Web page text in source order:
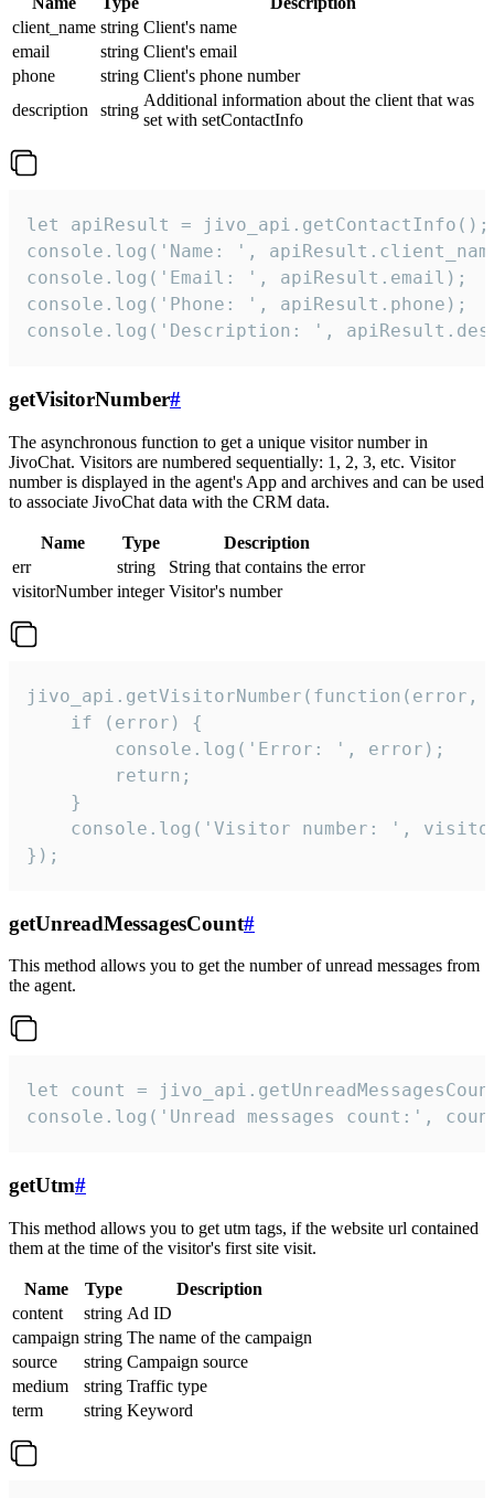
client_name string Client's name
email
string Client's email
phone
string Client's phone number
description
string
Additional information about the client that was
set with setContactInfo
let apiResult = jivo_api.getContactInfo();
console.log('Name: ',
console.log('Email: ', apiResult.email);
console.log('Phone: ', apiResult.phone);
console.log('Description: ',
getVisitorNumber#
The asynchronous function to get a unique visitor number in
JivoChat. Visitors are numbered sequentially: 1, 2, 3, etc. Visitor
number is displayed in the agent's App and archives and can be used
to associate JivoChat data with the CRM data.
Name Type
Description
err
string
String that contains the error
visitorNumber integer Visitor's number
jivo_api.getVisitorNumber(function(error,
    if (error) {
        console.log('Error: ', error);
        return;
    }
console.log('Visitor number: ',
});
getUnreadMessagesCount#
This method allows you to get the number of unread messages from
the agent.
let count =
console.log('Unread messages count:',
getUtm#
This method allows you to get utm tags, if the website url contained
them at the time of the visitor's first site visit.
Name Type
Description
content
string Ad ID
campaign string The name of the campaign
source
string Campaign source
medium
string Traffic type
term
string Keyword